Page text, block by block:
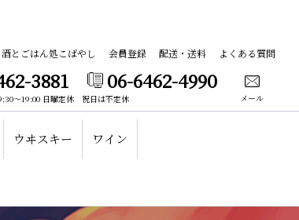
酒とごはん処こばやし 会員登録 配送・送料 よくある質問
3881
～19:00 日曜定休 祝日は不定休
06-6462-4990
メール
ウヰスキー ワイン